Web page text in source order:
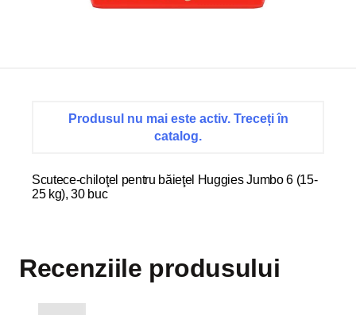
Produsul nu mai este activ. Treceți în
catalog.
Scutece-chiloţel pentru băieţel Huggies Jumbo 6 (15-
25 kg), 30 buc
Recenziile produsului